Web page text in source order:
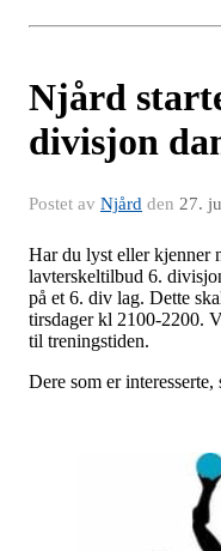
Njård
divisjon
Postet av Njård den 27.
Har du lyst eller kjenner
lavterskeltilbud 6.
på et 6. div lag. Dette
tirsdager kl 2100-2200.
til treningstiden.
Dere som er